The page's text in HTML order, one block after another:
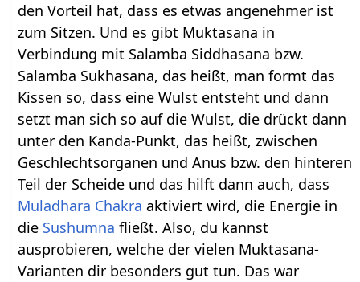
den Vorteil hat, dass es etwas angenehmer ist
zum Sitzen. Und es gibt Muktasana in
Verbindung mit Salamba Siddhasana bzw.
Salamba Sukhasana, das heißt, man formt das
Kissen so, dass eine Wulst entsteht und dann
setzt man sich so auf die Wulst, die drückt dann
unter den Kanda-Punkt, das heißt, zwischen
Geschlechtsorganen und Anus bzw. den hinteren
Teil der Scheide und das hilft dann auch, dass
Muladhara Chakra aktiviert wird, die Energie in
die Sushumna fließt. Also, du kannst
ausprobieren, welche der vielen Muktasana-
Varianten dir besonders gut tun. Das war